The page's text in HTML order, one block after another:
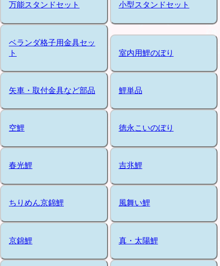
万能スタンドセット 小型スタンドセット
ベランダ格子用金具セッ
ト
室内用鯉のぼり
矢車・取付金具など部品 鯉単品
空鯉 徳永こいのぼり
春光鯉 吉兆鯉
ちりめん京錦鯉 風舞い鯉
京錦鯉 真・太陽鯉